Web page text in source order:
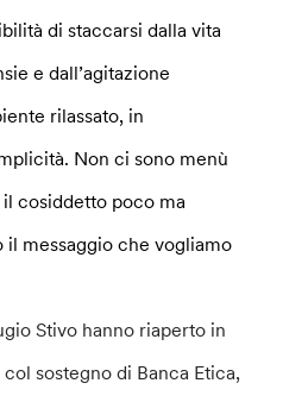
di staccarsi dalla vita
e dall’agitazione
rilassato, in
Non ci sono menù
cosiddetto poco ma
il messaggio che vogliamo
Stivo hanno riaperto in
sostegno di Banca Etica,